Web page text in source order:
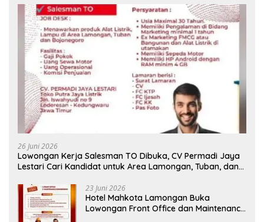
26 Juni 2026
Lowongan Kerja Salesman TO Dibuka, CV Permadi Jaya
Lestari Cari Kandidat untuk Area Lamongan, Tuban, dan
23 Juni 2026
Hotel Mahkota Lamongan Buka
Lowongan Front Office dan Maintenance